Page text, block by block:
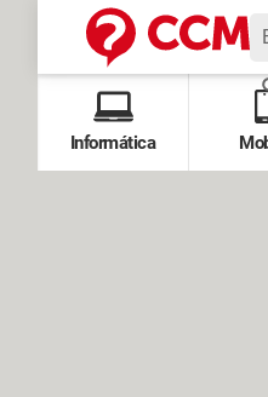
Informática